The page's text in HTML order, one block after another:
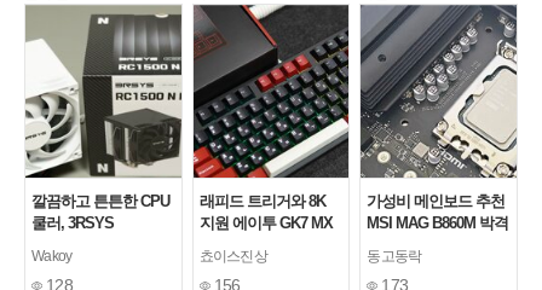
깔끔하고 튼튼한 CPU
쿨러, 3RSYS
봉 LITE (화이트)
Wakoy
128
래피드 트리거와 8K
지원 에이투 GK7 MX
쵸이스진상
156
가성비 메인보드 추천
MSI MAG B860M 박격
동고동락
173